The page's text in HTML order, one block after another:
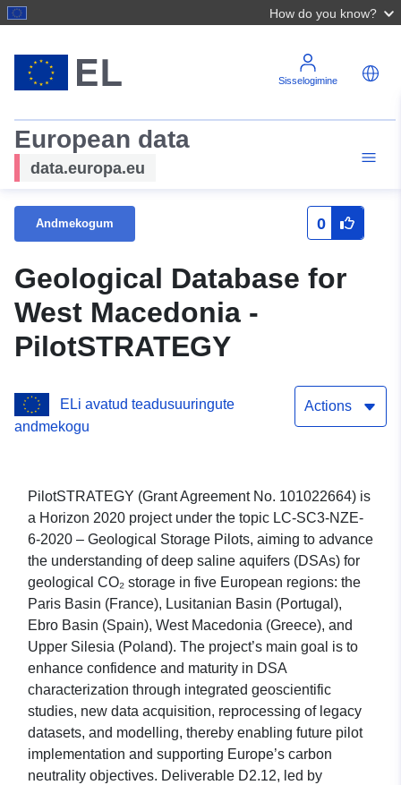
How do you know?
Sisselogimine
European data
data.europa.eu
Andmekogum 0
Geological Database for
West Macedonia -
PilotSTRATEGY
ELi avatud teadusuuringute
andmekogu
Actions
PilotSTRATEGY (Grant Agreement No. 101022664) is
a Horizon 2020 project under the topic LC-SC3-NZE-
6-2020 – Geological Storage Pilots, aiming to advance
the understanding of deep saline aquifers (DSAs) for
geological CO₂ storage in five European regions: the
Paris Basin (France), Lusitanian Basin (Portugal),
Ebro Basin (Spain), West Macedonia (Greece), and
Upper Silesia (Poland). The project’s main goal is to
enhance confidence and maturity in DSA
characterization through integrated geoscientific
studies, new data acquisition, reprocessing of legacy
datasets, and modelling, thereby enabling future pilot
implementation and supporting Europe’s carbon
neutrality objectives. Deliverable D2.12, led by